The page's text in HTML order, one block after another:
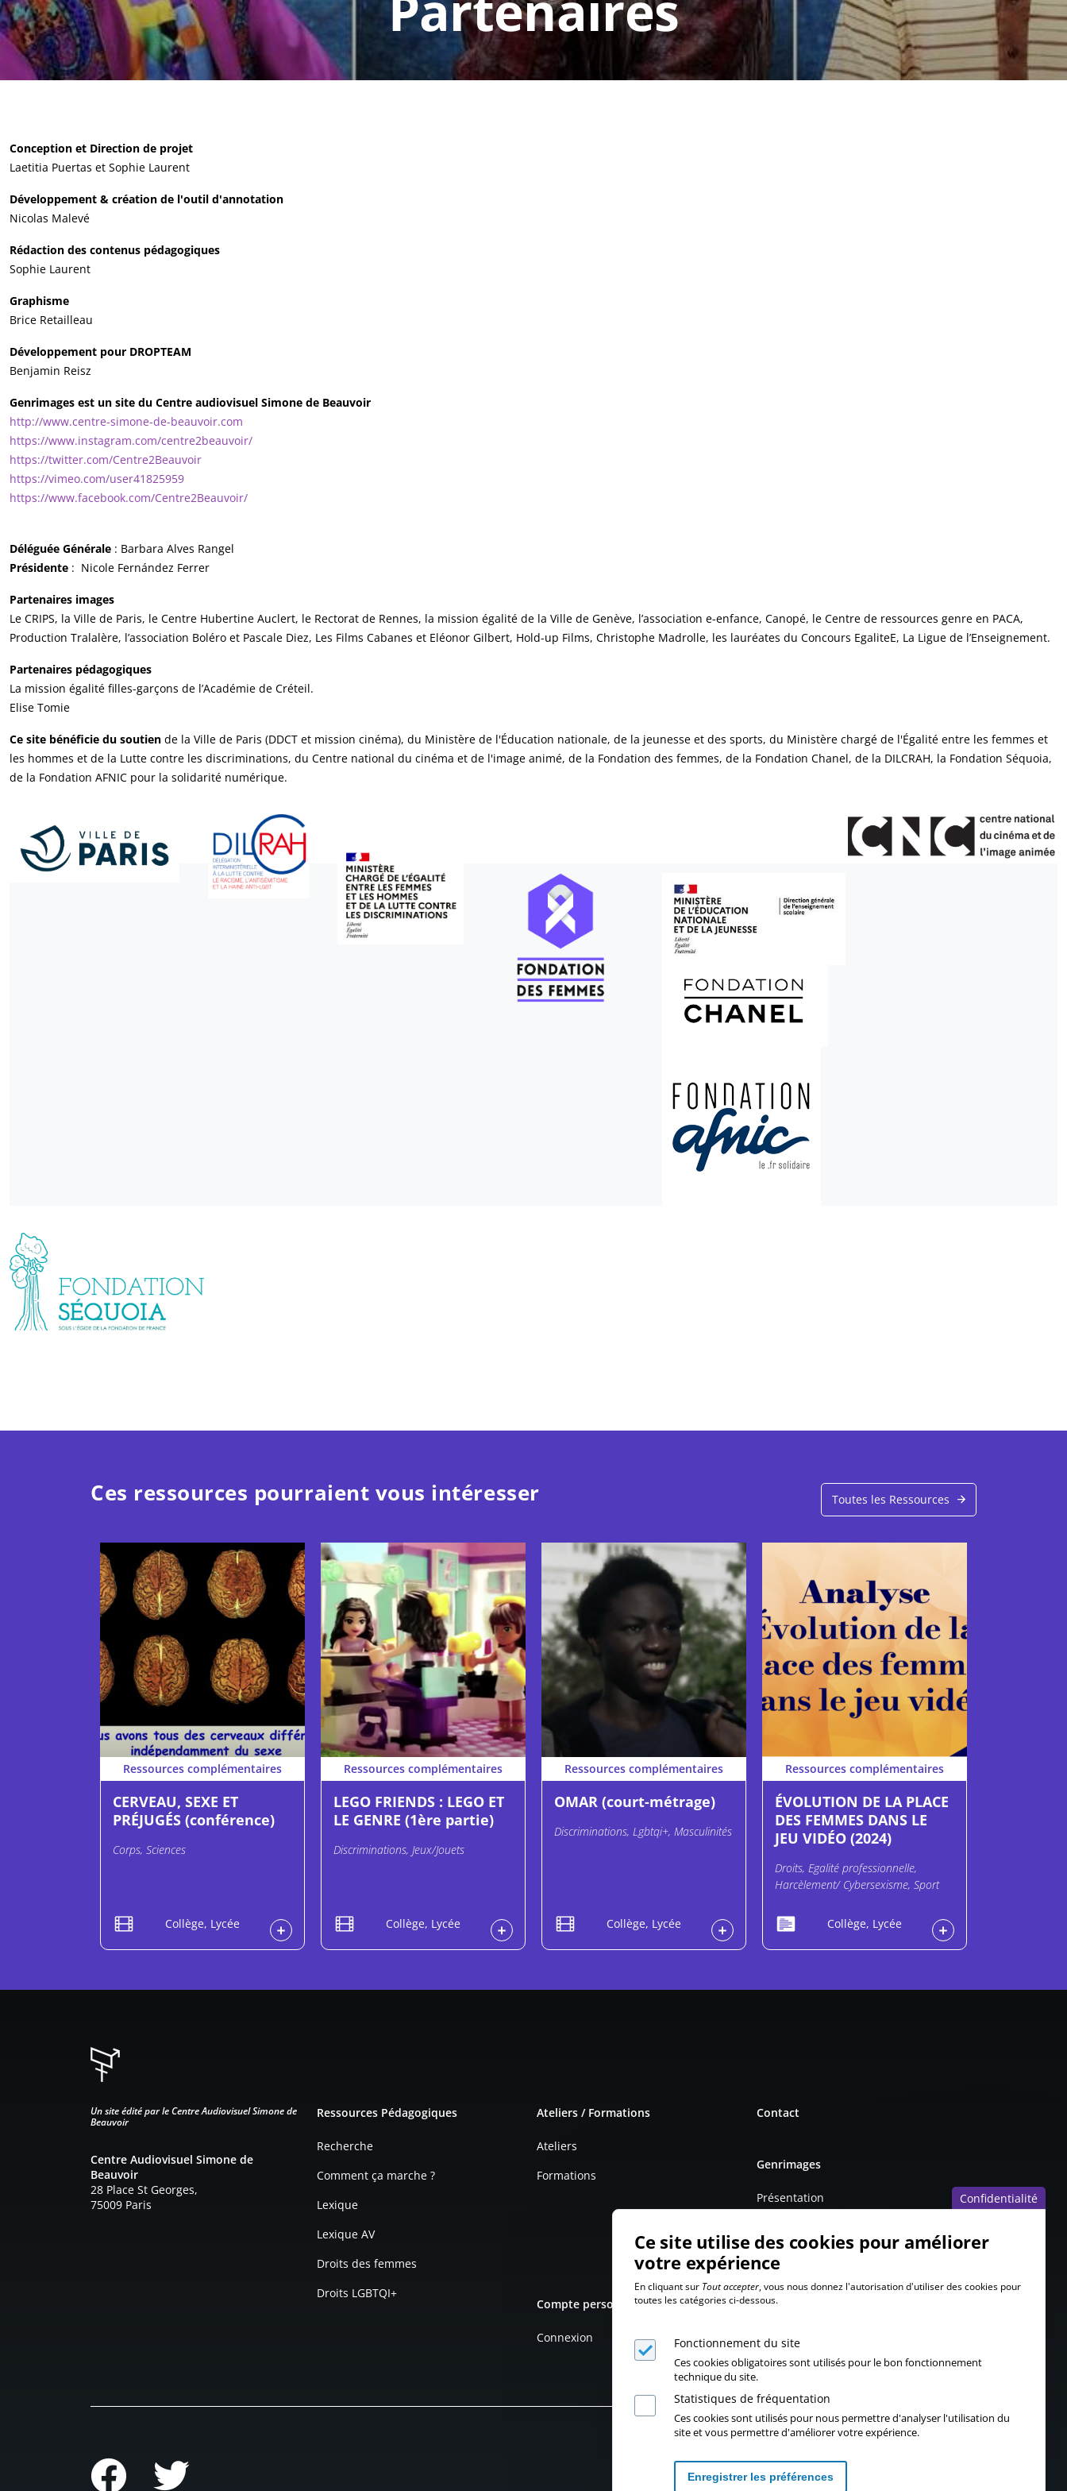
Conception et Direction de projet
Laetitia Puertas et Sophie Laurent
Développement & création de l'outil d'annotation
Nicolas Malevé
Rédaction des contenus pédagogiques
Sophie Laurent
Graphisme
Brice Retailleau
Développement pour DROPTEAM
Benjamin Reisz
Genrimages est un site du Centre audiovisuel Simone de Beauvoir
http://www.centre-simone-de-beauvoir.com
https://www.instagram.com/centre2beauvoir/
https://twitter.com/Centre2Beauvoir
https://vimeo.com/user41825959
https://www.facebook.com/Centre2Beauvoir/
Déléguée Générale : Barbara Alves Rangel
Présidente : Nicole Fernández Ferrer
Partenaires images
Le CRIPS, la Ville de Paris, le Centre Hubertine Auclert, le Rectorat de Rennes, la mission égalité de la Ville de Genève, l’association e-enfance, Canopé, le Centre de ressources genre en PACA,
Production Tralalère, l’association Boléro et Pascale Diez, Les Films Cabanes et Eléonor Gilbert, Hold-up Films, Christophe Madrolle, les lauréates du Concours EgaliteE, La Ligue de l’Enseignement.
Partenaires pédagogiques
La mission égalité filles-garçons de l’Académie de Créteil.
Elise Tomie
Ce site bénéficie du soutien de la Ville de Paris (DDCT et mission cinéma), du Ministère de l'Éducation nationale, de la jeunesse et des sports, du Ministère chargé de l'Égalité entre les femmes et
les hommes et de la Lutte contre les discriminations, du Centre national du cinéma et de l'image animé, de la Fondation des femmes, de la Fondation Chanel, de la DILCRAH, la Fondation Séquoia,
de la Fondation AFNIC pour la solidarité numérique.
Ces ressources pourraient vous intéresser Toutes les Ressources
Ressources complémentaires
CERVEAU, SEXE ET
PRÉJUGÉS (conférence)
Corps, Sciences
Collège, Lycée
Ressources complémentaires
LEGO FRIENDS : LEGO ET
LE GENRE (1ère partie)
Discriminations, Jeux/Jouets
Collège, Lycée
Ressources complémentaires
OMAR (court-métrage)
Discriminations, Lgbtqi+, Masculinités
Collège, Lycée
Ressources complémentaires
ÉVOLUTION DE LA PLACE
DES FEMMES DANS LE
JEU VIDÉO (2024)
Droits, Egalité professionnelle,
Harcèlement/ Cybersexisme, Sport
Collège, Lycée
Un site édité par le Centre Audiovisuel Simone de
Beauvoir
Centre Audiovisuel Simone de
Beauvoir
28 Place St Georges,
75009 Paris
Ressources Pédagogiques
Recherche
Comment ça marche ?
Lexique
Lexique AV
Droits des femmes
Droits LGBTQI+
Ateliers / Formations
Ateliers
Formations
Contact
Genrimages
Présentation
Compte personnel
Connexion
Confidentialité
Ce site utilise des cookies pour améliorer
votre expérience
En cliquant sur Tout accepter, vous nous donnez l'autorisation d'utiliser des cookies pour
toutes les catégories ci-dessous.
Fonctionnement du site
Ces cookies obligatoires sont utilisés pour le bon fonctionnement
technique du site.
Statistiques de fréquentation
Ces cookies sont utilisés pour nous permettre d'analyser l'utilisation du
site et vous permettre d'améliorer votre expérience.
Enregistrer les préférences